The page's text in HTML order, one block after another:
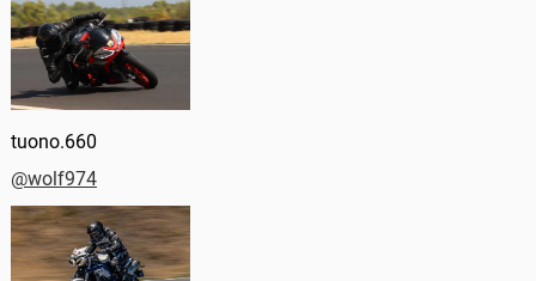
tuono.660
@wolf974